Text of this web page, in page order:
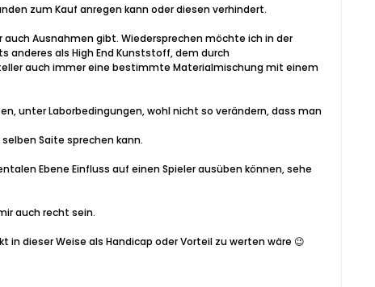
zum Kauf anregen kann oder diesen verhindert.
Ausnahmen gibt. Wiedersprechen möchte ich in der
anderes als High End Kunststoff, dem durch
auch immer eine bestimmte Materialmischung mit einem
unter Laborbedingungen, wohl nicht so verändern, dass man
Saite sprechen kann.
Ebene Einfluss auf einen Spieler ausüben können, sehe
auch recht sein.
dieser Weise als Handicap oder Vorteil zu werten wäre 😉